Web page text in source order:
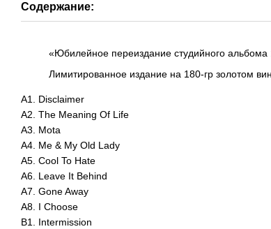
Содержание:
«Юбилейное переиздание студийного
Лимитированное издание на 180-гр золотом
A1. Disclaimer
A2. The Meaning Of Life
A3. Mota
A4. Me & My Old Lady
A5. Cool To Hate
A6. Leave It Behind
A7. Gone Away
A8. I Choose
B1. Intermission